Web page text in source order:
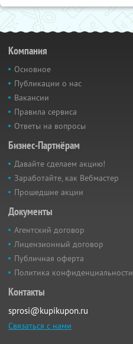
Компания
Основное
Публикации о нас
Вакансии
Правила сервиса
Ответы на вопросы
Бизнес-Партнёрам
Давайте сделаем акцию!
Заработайте, как Вебмастер
Прошедшие акции
Документы
Агентский договор
Лицензионный договор
Публичная оферта
Политика конфиденциальности
Контакты
sprosi@kupikupon.ru
Связаться с нами